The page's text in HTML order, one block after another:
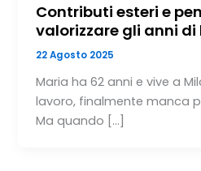
Contributi esteri e
valorizzare gli anni di
22 Agosto 2025
Maria ha 62 anni e vive a
lavoro, finalmente manca
Ma quando […]